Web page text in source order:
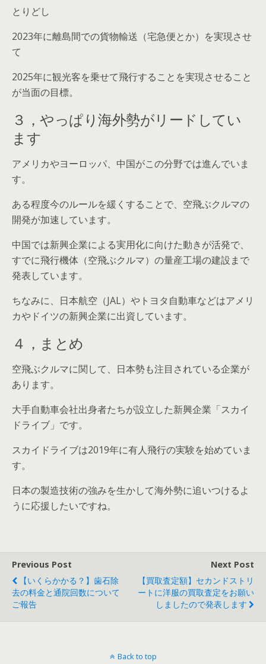
とりどし
2023年に離島間での貨物輸送（宅急便とか）を実現させ
て
2025年に観光客を乗せて飛行することを実現させること
が当面の目標。
３，やっぱり海外勢がリードしてい
ます
アメリカやヨーロッパ、中国がこの分野では進んでいま
す。
ある程度今のルールを緩くすることで、空飛ぶクルマの
開発が加速しています。
中国では新興企業による実用化に向けた動きが活発で、
すでに飛行機体（空飛ぶクルマ）の量産工場の建設まで
発表しています。
ちなみに、日本航空（JAL）やトヨタ自動車などはアメリ
カやドイツの新興企業に出資しています。
４，まとめ
空飛ぶクルマに関して、日本勢も注目されている企業が
あります。
大手自動車会社出身者たちが設立した新興企業「スカイ
ドライブ」 です。
スカイドライブは2019年に有人飛行の実験を始めていま
す。
日本の製造技術の強みを生かして海外勢に追いつけるよ
うに応援したいですね。
Previous Post
【いくらかかる？】歯石除
去の料金と通院回数について
ご報告
Next Post
【買取査定額】セカンドストリ
ートに洋服の買取査定をお願い
しましたので発表します
Back to top